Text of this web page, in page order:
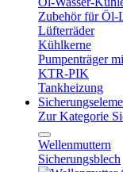
Zubehör für
Lüfterräder
Kühlkerne
Pumpenträger
KTR-PIK
Tankheizung
Zur Kategorie
Wellenmuttern
Sicherungsblech